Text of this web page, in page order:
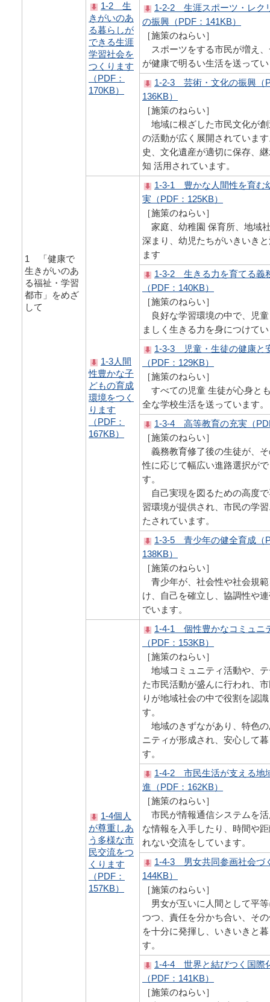
1 「健康で
生きがいのあ
る福祉・学習
都市」をめざ
して
1-2 生
きがいのあ
る暮らしが
できる生涯
学習社会を
つくります
（PDF：
170KB）
1-2-2 生涯スポーツ・レク
の振興（PDF：141KB）
［施策のねらい］
スポーツをする市民が増え
が健康で明るい生活を送って
1-2-3 芸術・文化の振興（
136KB）
［施策のねらい］
地域に根ざした市民文化が
の活動が広く展開されていま
史、文化遺産が適切に保存、
知 活用されています。
1-3人間
性豊かな子
どもの育成
環境をつく
ります
（PDF：
167KB）
1-3-1 豊かな人間性を育む
実（PDF：125KB）
［施策のねらい］
家庭、幼稚園 保育所、地域
深まり、幼児たちがいきいき
ます
1-3-2 生きる力を育てる義
（PDF：140KB）
［施策のねらい］
良好な学習環境の中で、児
ましく生きる力を身につけて
1-3-3 児童・生徒の健康と
（PDF：129KB）
［施策のねらい］
すべての児童 生徒が心身と
全な学校生活を送っています。
1-3-4 高等教育の充実（
［施策のねらい］
義務教育修了後の生徒が、
性に応じて幅広い進路選択が
す。
自己実現を図るための高度
習環境が提供され、市民の学
たされています。
1-3-5 青少年の健全育成（
138KB）
［施策のねらい］
青少年が、社会性や社会規
け、自己を確立し、協調性や
でいます。
1-4個人
が尊重しあ
う多様な市
民交流をつ
くります
（PDF：
157KB）
1-4-1 個性豊かなコミュニ
（PDF：153KB）
［施策のねらい］
地域コミュニティ活動や、
た市民活動が盛んに行われ、
りが地域社会の中で役割を認
す。
地域のきずながあり、特色
ニティが形成され、安心して
す。
1-4-2 市民生活が支える地
進（PDF：162KB）
［施策のねらい］
市民が情報通信システムを
な情報を入手したり、時間や
れない交流をしています。
1-4-3 男女共同参画社会づ
144KB）
［施策のねらい］
男女が互いに人間として平
つつ、責任を分かち合い、そ
を十分に発揮し、いきいきと
す。
1-4-4 世界と結びつく国際
（PDF：141KB）
［施策のねらい］